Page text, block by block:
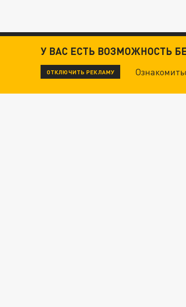
У ВАС ЕСТЬ ВОЗМОЖНОСТЬ
ОТКЛЮЧИТЬ РЕКЛАМУ